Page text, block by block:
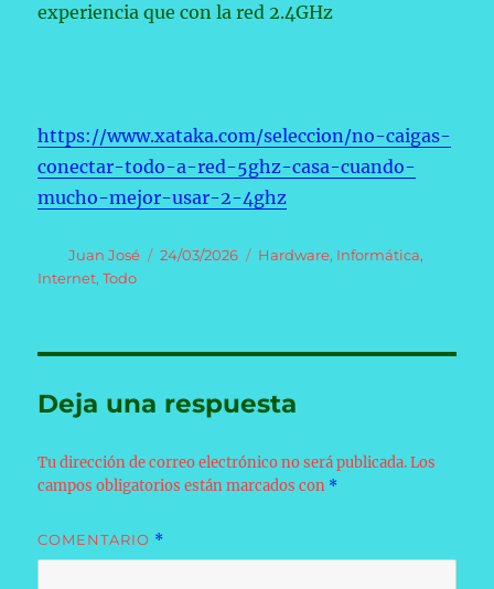
experiencia que con la red 2.4GHz
https://www.xataka.com/seleccion/no-caigas-
conectar-todo-a-red-5ghz-casa-cuando-
mucho-mejor-usar-2-4ghz
Autor
Juan José
Publicado
24/03/2026 Categorías
Hardware, Informática,
Internet,Todo
Deja una respuesta
Tu dirección de correo electrónico no será publicada. Los
campos obligatorios están marcados con *
COMENTARIO *